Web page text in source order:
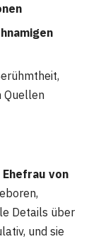
Quellen
Ehefrau von
Details über
und sie